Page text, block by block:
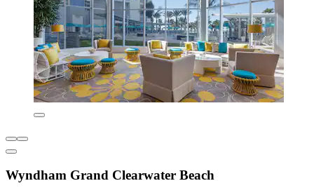
Wyndham Grand Clearwater Beach